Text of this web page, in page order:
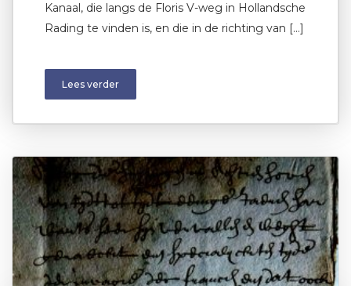
Kanaal, die langs de Floris V-weg in Hollandsche
Rading te vinden is, en die in de richting van […]
Lees verder